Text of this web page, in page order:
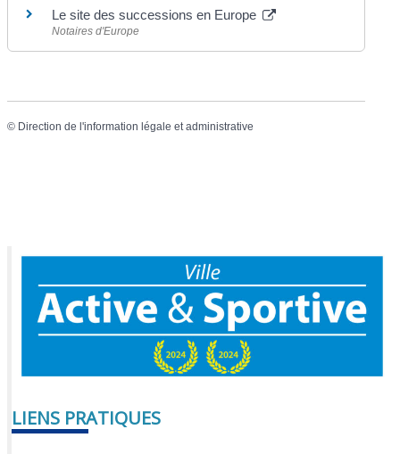
Le site des successions en Europe
Notaires d'Europe
© Direction de l'information légale et administrative
LIENS PRATIQUES